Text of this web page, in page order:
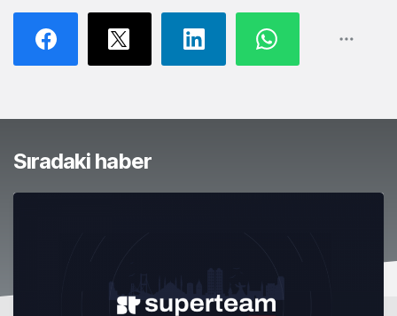
Sıradaki haber